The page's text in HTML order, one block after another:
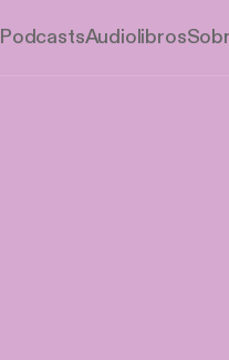
PodcastsAudiolibros